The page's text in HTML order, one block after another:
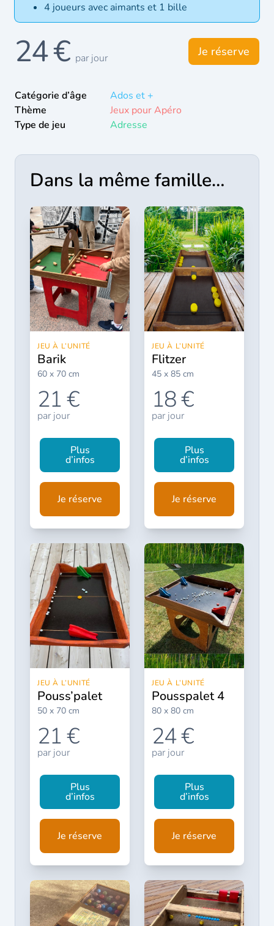
4 joueurs avec aimants et 1 bille
24 € par jour Je réserve
Catégorie d’âge
Ados et +
Thème
Jeux pour Apéro
Type de jeu
Adresse
Dans la même famille…
JEU À L’UNITÉ
barik
60 x 70 cm
21 €
par jour
Plus
d’infos
Je réserve
JEU À L’UNITÉ
flitzer
45 x 85 cm
18 €
par jour
Plus
d’infos
Je réserve
JEU À L’UNITÉ
pouss’palet
50 x 70 cm
21 €
par jour
Plus
d’infos
Je réserve
JEU À L’UNITÉ
pousspalet 4
80 x 80 cm
24 €
par jour
Plus
d’infos
Je réserve